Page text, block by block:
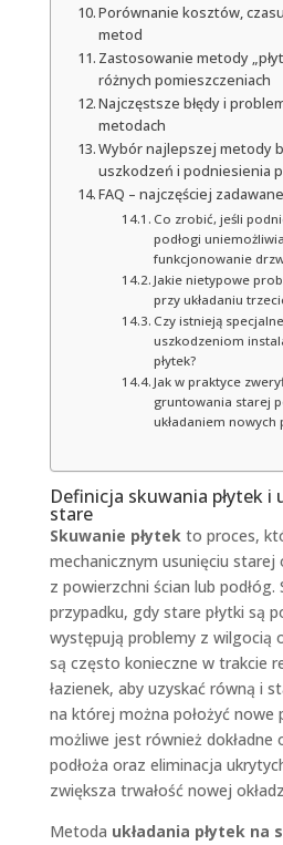
Porównanie kosztów,
metod
Zastosowanie metody
różnych pomieszczeniach
Najczęstsze błędy i
metodach
Wybór najlepszej metody
uszkodzeń i podniesienia
FAQ – najczęściej
Co zrobić, jeśli
podłogi
funkcjonowanie
Jakie nietypowe
przy układaniu
Czy istnieją
uszkodzeniom
płytek?
Jak w praktyce
gruntowania starej
układaniem nowych
Definicja skuwania płytek i
stare
Skuwanie płytekto proces,
mechanicznym usunięciu starej
z powierzchni ścian lub
przypadku, gdy stare płytki są
występują problemy z wilgocią
są często konieczne w trakcie
łazienek, aby uzyskać równą i
na której można położyć nowe
możliwe jest również dokładne
podłoża oraz eliminacja
zwiększa trwałość nowej
Metoda układania płytek na